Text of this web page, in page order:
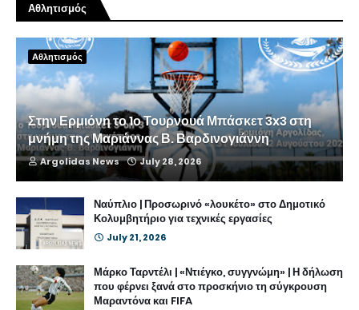
Αθλητισμός
Αθλητισμός
Στην Ερμιόνη το 1ο Τουρνουά Μπάσκετ 3x3 στη
μνήμη της Μαριάννας Β. Βαρδινογιάννη
Argolidas News July 28, 2026
Ναύπλιο | Προσωρινό «λουκέτο» στο Δημοτικό
Κολυμβητήριο για τεχνικές εργασίες
July 21, 2026
Μάρκο Ταρντέλι | «Ντιέγκο, συγγνώμη» | Η δήλωση
που φέρνει ξανά στο προσκήνιο τη σύγκρουση
Μαραντόνα και FIFA